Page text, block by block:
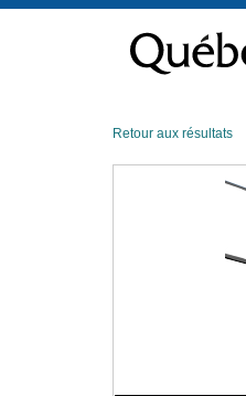
contenu
Retour aux résultats